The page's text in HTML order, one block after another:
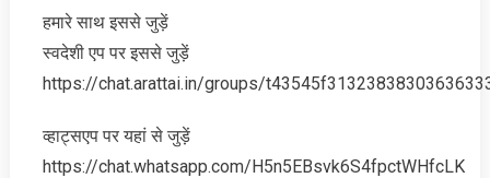
हमारे साथ इससे जुड़ें
स्‍वदेशी एप पर इससे जुड़ें
https://chat.arattai.in/groups/
व्‍हाट्सएप पर यहां से जुड़ें
https://chat.whatsapp.com/H5n5EBsvk6S4fpctWHfcLK